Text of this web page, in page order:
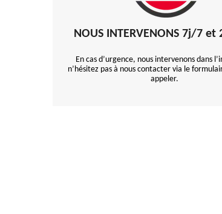
NOUS INTERVENONS 7j/7 et
En cas d’urgence, nous intervenons dans
n’hésitez pas à nous contacter via le
appeler.